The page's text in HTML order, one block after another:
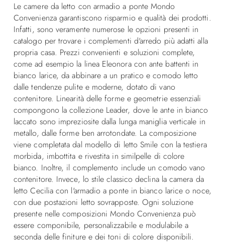
Le camere da letto con armadio a ponte Mondo
Convenienza garantiscono risparmio e qualità dei prodotti.
Infatti, sono veramente numerose le opzioni presenti in
catalogo per trovare i complementi d'arredo più adatti alla
propria casa. Prezzi convenienti e soluzioni complete,
come ad esempio la linea Eleonora con ante battenti in
bianco larice, da abbinare a un pratico e comodo letto
dalle tendenze pulite e moderne, dotato di vano
contenitore. Linearità delle forme e geometrie essenziali
compongono la collezione Leader, dove le ante in bianco
laccato sono impreziosite dalla lunga maniglia verticale in
metallo, dalle forme ben arrotondate. La composizione
viene completata dal modello di letto Smile con la testiera
morbida, imbottita e rivestita in similpelle di colore
bianco. Inoltre, il complemento include un comodo vano
contenitore. Invece, lo stile classico declina la camera da
letto Cecilia con l'armadio a ponte in bianco larice o noce,
con due postazioni letto sovrapposte. Ogni soluzione
presente nelle composizioni Mondo Convenienza può
essere componibile, personalizzabile e modulabile a
seconda delle finiture e dei toni di colore disponibili.